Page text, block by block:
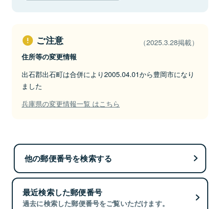
ご注意 （2025.3.28掲載）
住所等の変更情報
出石郡出石町は合併により2005.04.01から豊岡市になり
ました
兵庫県の変更情報一覧 はこちら
他の郵便番号を検索する
最近検索した郵便番号
過去に検索した郵便番号をご覧いただけます。